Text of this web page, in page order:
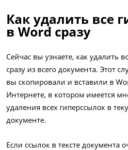
Как удалить все
в Word сразу
Сейчас вы узнаете, как удалить
сразу из всего документа. Этот
вы скопировали и вставили в
Интернете, в котором имеется
удаления всех гиперссылок в
документе.
Если ссылок в тексте документа